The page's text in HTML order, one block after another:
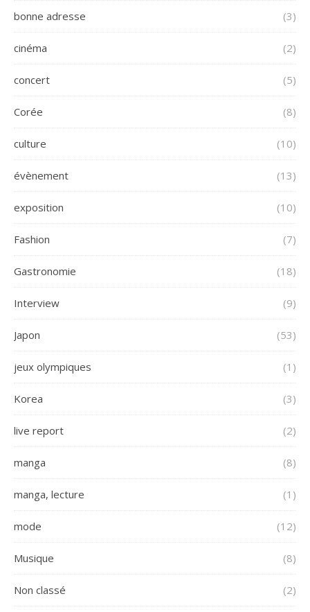
bonne adresse (3)
cinéma (2)
concert (5)
Corée (8)
culture (10)
évènement (13)
exposition (10)
Fashion (7)
Gastronomie (18)
Interview (9)
Japon (53)
jeux olympiques (1)
Korea (3)
live report (2)
manga (8)
manga, lecture (1)
mode (12)
Musique (8)
Non classé (2)